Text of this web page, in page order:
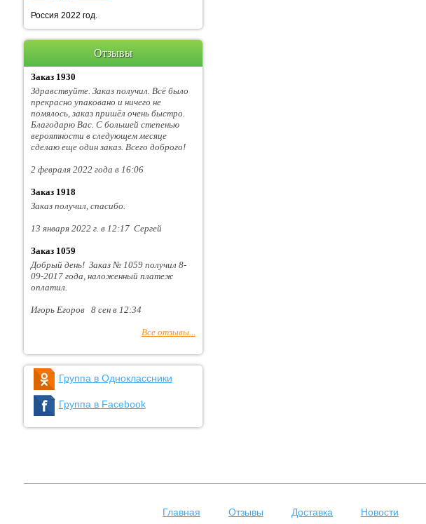
Россия 2022 год.
Отзывы
Заказ 1930
Здравствуйте. Заказ получил. Всё было
прекрасно упаковано и ничего не
помялось, заказ пришёл очень быстро.
Благодарю Вас. С большей степенью
вероятности в следующем месяце
сделаю еще один заказ. Всего доброго!
2 февраля 2022 года в 16:06
Заказ 1918
Заказ получил, спасибо.
13 января 2022 г. в 12:17 Сергей
Заказ 1059
Добрый день! Заказ № 1059 получил 8-
09-2017 года, наложенный платеж
оплатил.
Игорь Егоров 8 сен в 12:34
Все отзывы...
Группа в Одноклассники
Группа в Facebook
Главная Отзывы Доставка Новости